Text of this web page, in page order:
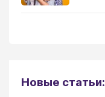
Новые статьи: